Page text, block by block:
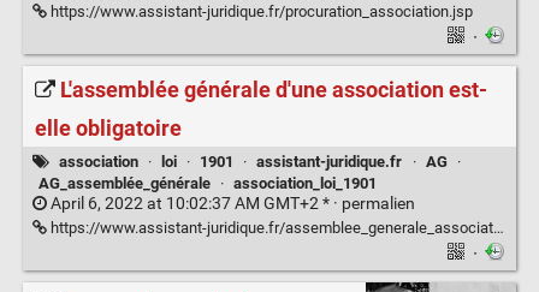
https://www.assistant-juridique.fr/procuration_association.jsp
·
L'assemblée générale d'une association est-
elle obligatoire
association · loi · 1901 · assistant-juridique.fr · AG
·
AG_assemblée_générale
· association_loi_1901
April 6, 2022 at 10:02:37 AM GMT+2 * · permalien
https://www.assistant-juridique.fr/assemblee_generale_association.jsp
·